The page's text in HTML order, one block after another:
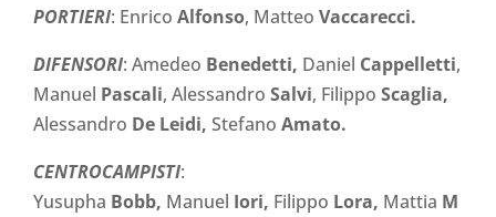
PORTIERI: Enrico Alfonso, Matteo Vaccarecci.
DIFENSORI: Amedeo Benedetti, Daniel Cappelletti,
Manuel Pascali, Alessandro Salvi, Filippo Scaglia,
Alessandro De Leidi, Stefano Amato.
CENTROCAMPISTI:
Yusupha Bobb, Manuel Iori, Filippo Lora, Mattia M